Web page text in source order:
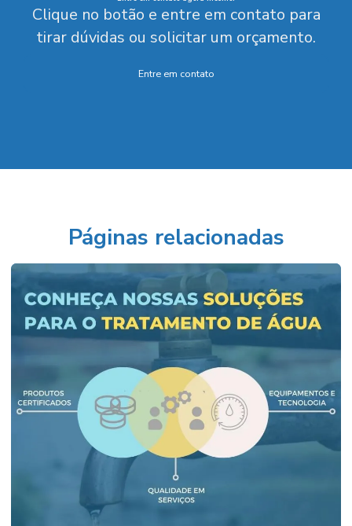
Clique no botão e entre em contato para
tirar dúvidas ou solicitar um orçamento.
Entre em contato
Páginas relacionadas